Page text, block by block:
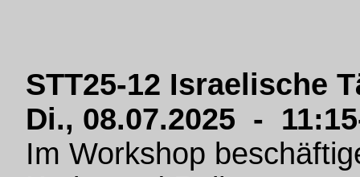
STT25-12 Israelische
Di., 08.07.2025 -
Im Workshop